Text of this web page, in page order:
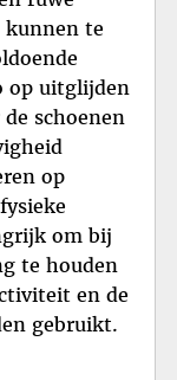
kunnen te
op uitglijden
schoenen
op
om bij
te houden
en de
gebruikt.